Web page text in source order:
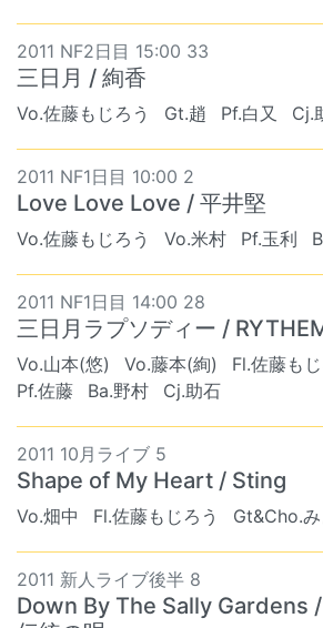
2011 NF2日目 15:00 33
三日月 / 絢香
Vo.佐藤もじろう Gt.趙 Pf.白又 Cj.
2011 NF1日目 10:00 2
Love Love Love / 平井堅
Vo.佐藤もじろう Vo.米村 Pf.玉利
2011 NF1日目 14:00 28
三日月ラプソディー /
Vo.山本(悠) Vo.藤本(絢) Fl.佐藤も
Pf.佐藤
Ba.野村 Cj.助石
2011 10月ライブ 5
Shape of My Heart / Sting
Vo.畑中 Fl.佐藤もじろう Gt&Cho.
2011 新人ライブ後半 8
Down By The Sally Gardens